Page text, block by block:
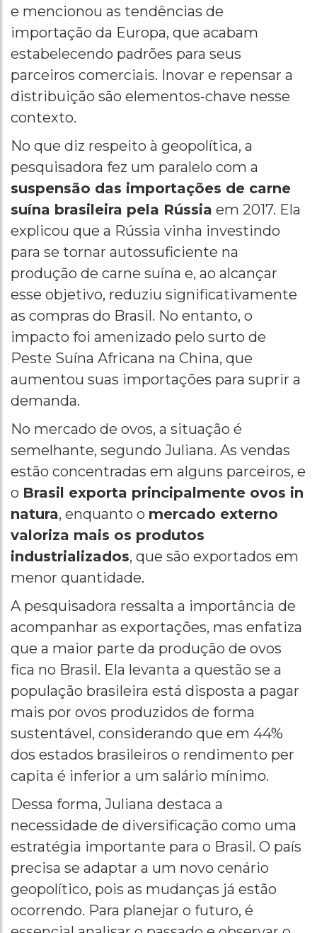
e mencionou as tendências de
importação da Europa, que acabam
estabelecendo padrões para seus
parceiros comerciais. Inovar e repensar a
distribuição são elementos-chave nesse
contexto.
No que diz respeito à geopolítica, a
pesquisadora fez um paralelo com a
suspensão das importações de carne
suína brasileira pela Rússia em 2017. Ela
explicou que a Rússia vinha investindo
para se tornar autossuficiente na
produção de carne suína e, ao alcançar
esse objetivo, reduziu significativamente
as compras do Brasil. No entanto, o
impacto foi amenizado pelo surto de
Peste Suína Africana na China, que
aumentou suas importações para suprir a
demanda.
No mercado de ovos, a situação é
semelhante, segundo Juliana. As vendas
estão concentradas em alguns parceiros, e
o Brasil exporta principalmente ovos in
natura, enquanto o mercado externo
valoriza mais os produtos
industrializados, que são exportados em
menor quantidade.
A pesquisadora ressalta a importância de
acompanhar as exportações, mas enfatiza
que a maior parte da produção de ovos
fica no Brasil. Ela levanta a questão se a
população brasileira está disposta a pagar
mais por ovos produzidos de forma
sustentável, considerando que em 44%
dos estados brasileiros o rendimento per
capita é inferior a um salário mínimo.
Dessa forma, Juliana destaca a
necessidade de diversificação como uma
estratégia importante para o Brasil. O país
precisa se adaptar a um novo cenário
geopolítico, pois as mudanças já estão
ocorrendo. Para planejar o futuro, é